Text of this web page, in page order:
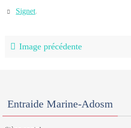
Signet.
Image précédente
Entraide Marine-Adosm